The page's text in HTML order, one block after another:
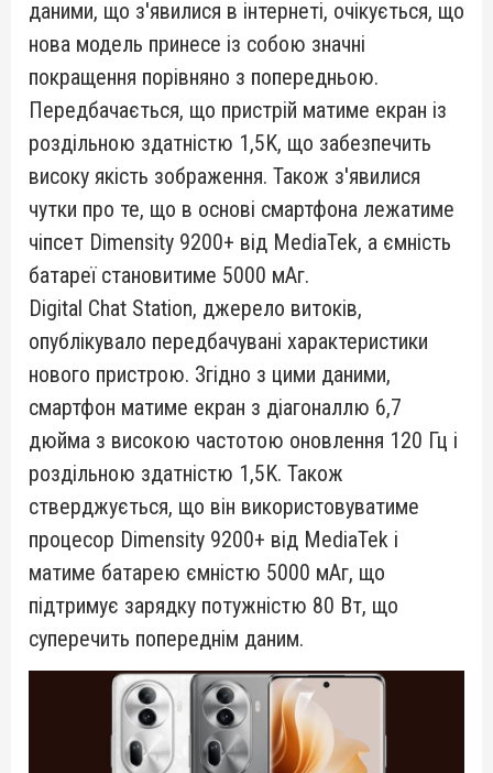
даними, що з'явилися в інтернеті, очікується, що
нова модель принесе із собою значні
покращення порівняно з попередньою.
Передбачається, що пристрій матиме екран із
роздільною здатністю 1,5K, що забезпечить
високу якість зображення. Також з'явилися
чутки про те, що в основі смартфона лежатиме
чіпсет Dimensity 9200+ від MediaTek, а ємність
батареї становитиме 5000 мАг.
Digital Chat Station, джерело витоків,
опублікувало передбачувані характеристики
нового пристрою. Згідно з цими даними,
смартфон матиме екран з діагоналлю 6,7
дюйма з високою частотою оновлення 120 Гц і
роздільною здатністю 1,5K. Також
стверджується, що він використовуватиме
процесор Dimensity 9200+ від MediaTek і
матиме батарею ємністю 5000 мАг, що
підтримує зарядку потужністю 80 Вт, що
суперечить попереднім даним.